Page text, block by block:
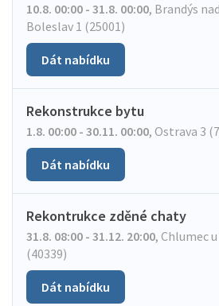
10.8. 00:00 - 31.8. 00:00, Brandýs
Boleslav 1 (25001)
Dát nabídku
Rekonstrukce bytu
1.8. 00:00 - 30.11. 00:00, Ostrava 3
Dát nabídku
Rekontrukce zděné chaty
31.8. 08:00 - 31.12. 20:00, Chlumec
(40339)
Dát nabídku